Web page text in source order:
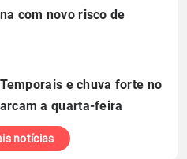
com novo risco de
e chuva forte no
a quarta-feira
notícias